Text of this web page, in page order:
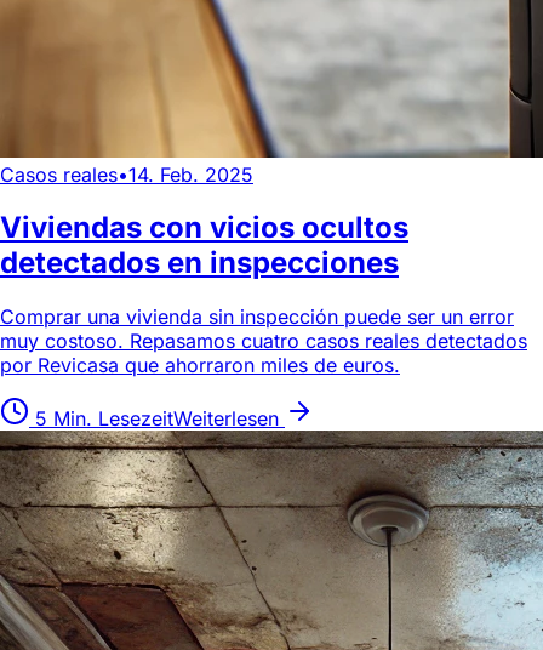
Casos reales•14. Feb. 2025
Viviendas con vicios ocultos
detectados en inspecciones
Comprar una vivienda sin inspección puede ser un error
muy costoso. Repasamos cuatro casos reales detectados
por Revicasa que ahorraron miles de euros.
5 Min. LesezeitWeiterlesen